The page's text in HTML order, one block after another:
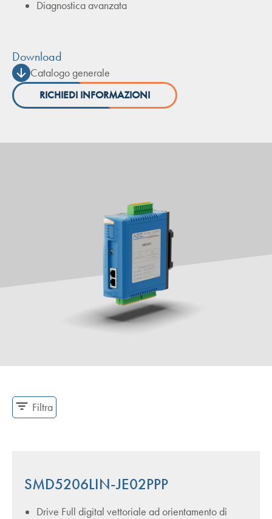
Diagnostica avanzata
Download
Catalogo generale
RICHIEDI INFORMAZIONI
Filtra
SMD5206LIN-JE02PPP
Drive Full digital vettoriale ad orientamento di